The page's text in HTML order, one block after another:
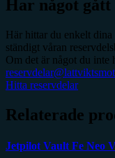
Har något gått
Här hittar du enkelt
ständigt våran
Om det är något du inte
Hitta reservdelar
Relaterade
Jetpilot Vault Fe Neo